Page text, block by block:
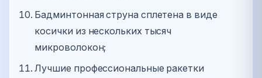
Бадминтонная струна сплетена в виде
косички из нескольких тысяч
микроволокон;
Лучшие профессиональные ракетки